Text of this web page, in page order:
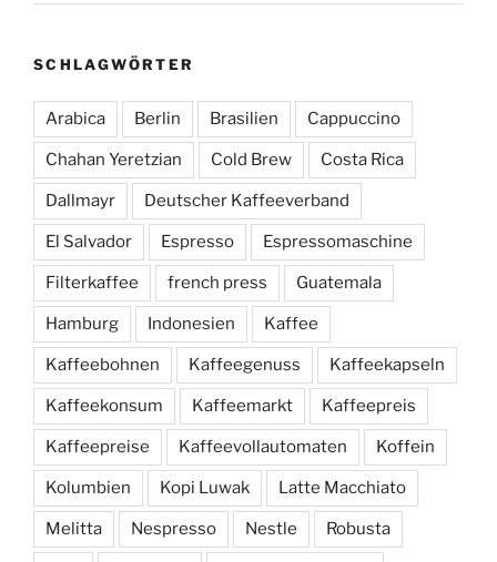
SCHLAGWÖRTER
Arabica Berlin Brasilien Cappuccino
Chahan Yeretzian Cold Brew Costa Rica
Dallmayr Deutscher Kaffeeverband
El Salvador Espresso Espressomaschine
Filterkaffee french press Guatemala
Hamburg Indonesien Kaffee
Kaffeebohnen Kaffeegenuss Kaffeekapseln
Kaffeekonsum Kaffeemarkt Kaffeepreis
Kaffeepreise Kaffeevollautomaten Koffein
Kolumbien Kopi Luwak Latte Macchiato
Melitta Nespresso Nestle Robusta